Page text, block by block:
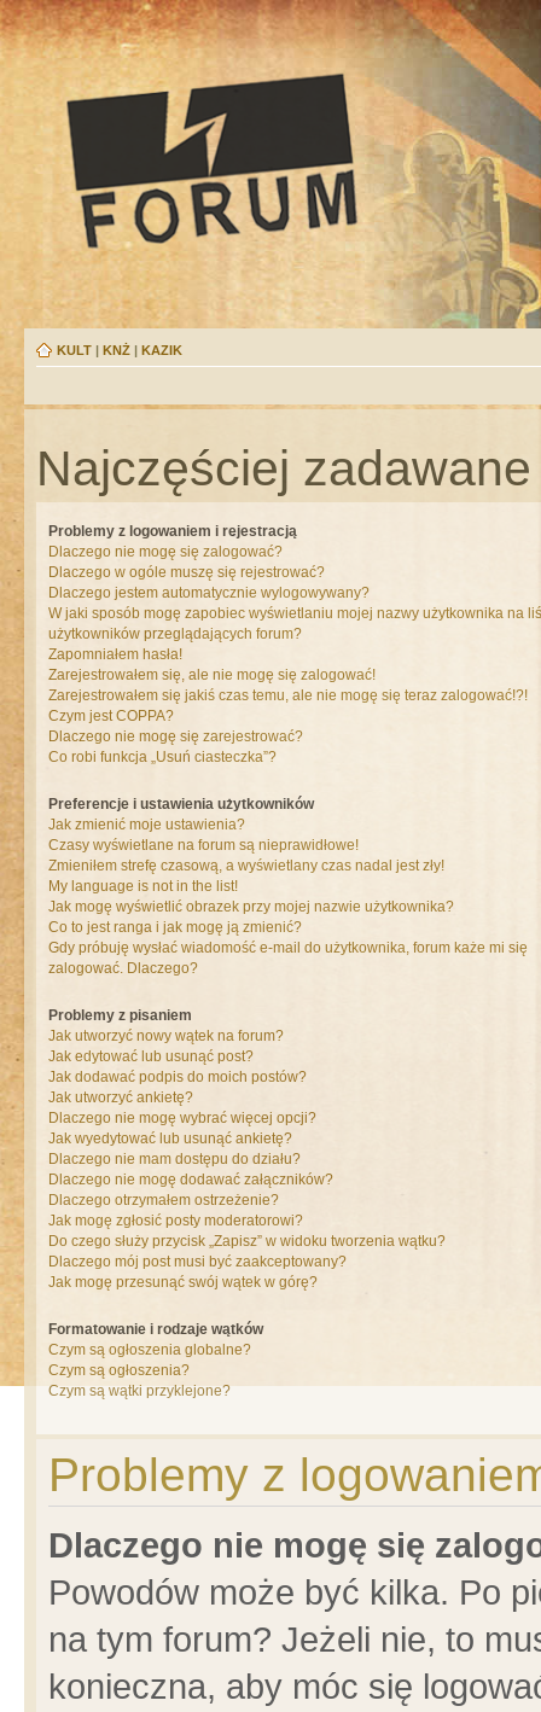
KULT | KNŻ | KAZIK
Najczęściej
Problemy z logowaniem i rejestracją
Dlaczego nie mogę się zalogować?
Dlaczego w ogóle muszę się rejestrować?
Dlaczego jestem automatycznie wylogowywany?
W jaki sposób mogę zapobiec wyświetlaniu mojej nazwy użytkownika na
użytkowników przeglądających forum?
Zapomniałem hasła!
Zarejestrowałem się, ale nie mogę się zalogować!
Zarejestrowałem się jakiś czas temu, ale nie mogę się teraz zalogować!?!
Czym jest COPPA?
Dlaczego nie mogę się zarejestrować?
Co robi funkcja „Usuń ciasteczka”?
Preferencje i ustawienia użytkowników
Jak zmienić moje ustawienia?
Czasy wyświetlane na forum są nieprawidłowe!
Zmieniłem strefę czasową, a wyświetlany czas nadal jest zły!
My language is not in the list!
Jak mogę wyświetlić obrazek przy mojej nazwie użytkownika?
Co to jest ranga i jak mogę ją zmienić?
Gdy próbuję wysłać wiadomość e-mail do użytkownika, forum każe mi się
zalogować. Dlaczego?
Problemy z pisaniem
Jak utworzyć nowy wątek na forum?
Jak edytować lub usunąć post?
Jak dodawać podpis do moich postów?
Jak utworzyć ankietę?
Dlaczego nie mogę wybrać więcej opcji?
Jak wyedytować lub usunąć ankietę?
Dlaczego nie mam dostępu do działu?
Dlaczego nie mogę dodawać załączników?
Dlaczego otrzymałem ostrzeżenie?
Jak mogę zgłosić posty moderatorowi?
Do czego służy przycisk „Zapisz” w widoku tworzenia wątku?
Dlaczego mój post musi być zaakceptowany?
Jak mogę przesunąć swój wątek w górę?
Formatowanie i rodzaje wątków
Czym są ogłoszenia globalne?
Czym są ogłoszenia?
Czym są wątki przyklejone?
Problemy z
Dlaczego nie mogę się
Powodów może być kilka. Po
na tym forum? Jeżeli nie, to
konieczna, aby móc się